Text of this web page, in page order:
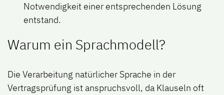
Notwendigkeit einer entsprechenden Lösung
entstand.
Warum ein Sprachmodell?
Die Verarbeitung natürlicher Sprache in der
Vertragsprüfung ist anspruchsvoll, da Klauseln oft